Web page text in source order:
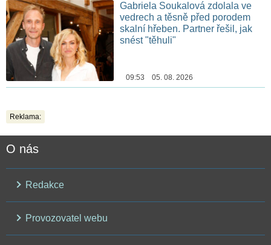
Gabriela Soukalová zdolala ve
vedrech a těsně před porodem
skalní hřeben. Partner řešil, jak
snést "těhuli"
09:53 05. 08. 2026
Reklama:
O nás
Redakce
Provozovatel webu